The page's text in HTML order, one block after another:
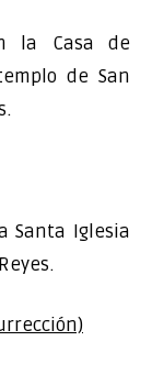
la Casa de
de San
Santa Iglesia